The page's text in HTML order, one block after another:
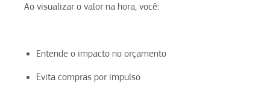
Ao visualizar o valor na hora, você:
Entende o impacto no orçamento
Evita compras por impulso